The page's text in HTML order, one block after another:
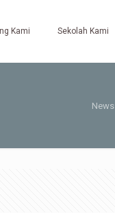
Kami Sekolah Kami
News